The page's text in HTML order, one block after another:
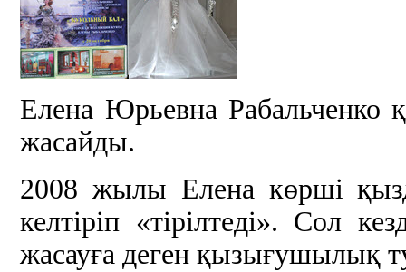
Елена Юрьевна Рабальченко
жасайды.
2008 жылы Елена көрші
келтіріп «тірілтеді». Сол
жасауға деген қызығушылық